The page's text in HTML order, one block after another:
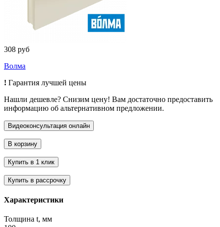
308 руб
Волма
! Гарантия лучшей цены
Нашли дешевле? Снизим цену! Вам достаточно предоставить
информацию об альтернативном предложении.
Характеристики
Толщина t, мм